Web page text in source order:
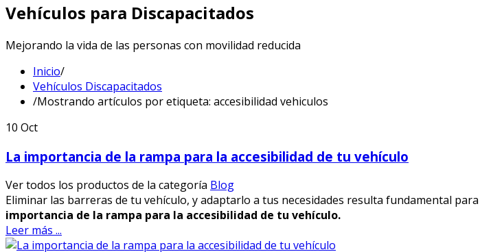
Vehículos para Discapacitados
Mejorando la vida de las personas con movilidad reducida
Inicio/
Vehículos Discapacitados
/Mostrando artículos por etiqueta: accesibilidad vehiculos
10 Oct
La importancia de la rampa para la accesibilidad de tu vehículo
Ver todos los productos de la categoría Blog
Eliminar las barreras de tu vehículo, y adaptarlo a tus necesidades resulta fundamental
importancia de la rampa para la accesibilidad de tu vehículo.
Leer más ...